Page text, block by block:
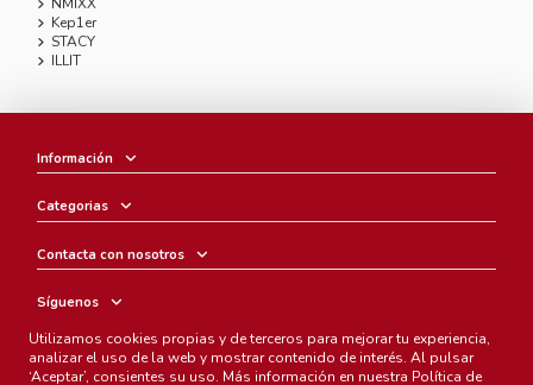
Kep1er
STACY
ILLIT
Información
Categorias
Contacta con nosotros
Síguenos
Boletín
Utilizamos cookies propias y de terceros para mejorar tu experiencia,
analizar el uso de la web y mostrar contenido de interés. Al pulsar
‘Aceptar’, consientes su uso. Más información en nuestra Política de